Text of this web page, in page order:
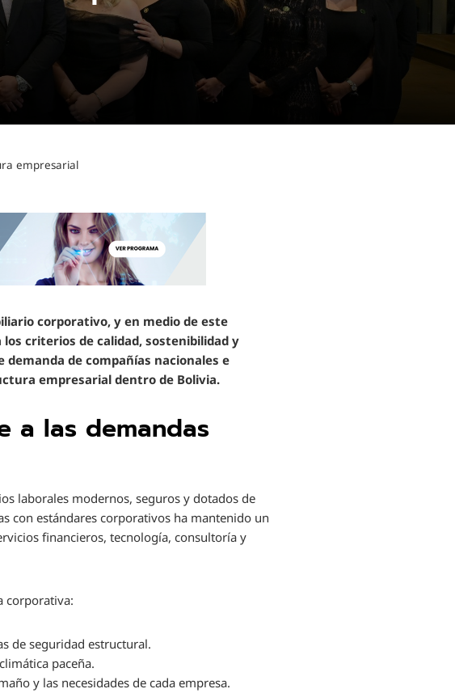
empresarial
corporativo, y en medio de este
criterios de calidad, sostenibilidad y
de compañías nacionales e
empresarial dentro de Bolivia.
a las demandas
laborales modernos, seguros y dotados de
con estándares corporativos ha mantenido un
financieros, tecnología, consultoría y
corporativa:
de seguridad estructural.
paceña.
y las necesidades de cada empresa.